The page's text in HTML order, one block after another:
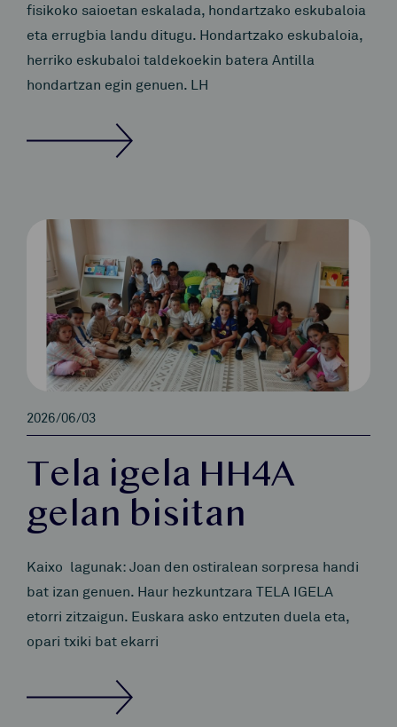
fisikoko saioetan eskalada, hondartzako eskubaloia
eta errugbia landu ditugu. Hondartzako eskubaloia,
herriko eskubaloi taldekoekin batera Antilla
hondartzan egin genuen. LH
2026/06/03
Tela igela HH4A
gelan bisitan
Kaixo lagunak: Joan den ostiralean sorpresa handi
bat izan genuen. Haur hezkuntzara TELA IGELA
etorri zitzaigun. Euskara asko entzuten duela eta,
opari txiki bat ekarri